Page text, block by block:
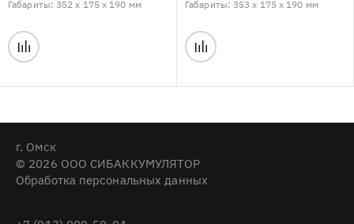
Габариты: 352 x 175 x 190 мм
Габариты: 353 x 175 x 190 мм
г. Омск
© 2026 ООО СИБАККУМУЛЯТОР
Обработка персональных данных